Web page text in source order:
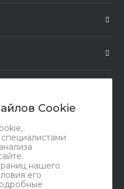
Cookie
нашего
его